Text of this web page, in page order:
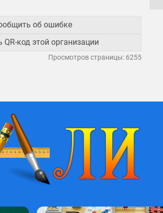
об ошибке
QR-код этой организации
Просмотров страницы: 6255